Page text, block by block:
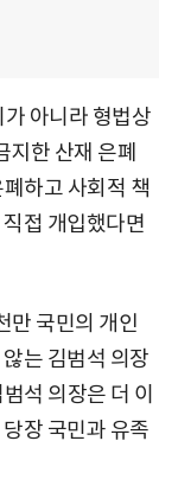
아니라 형법상
한 산재 은폐
하고 사회적 책
접 개입했다면
만 국민의 개인
는 김범석 의장
석 의장은 더 이
장 국민과 유족